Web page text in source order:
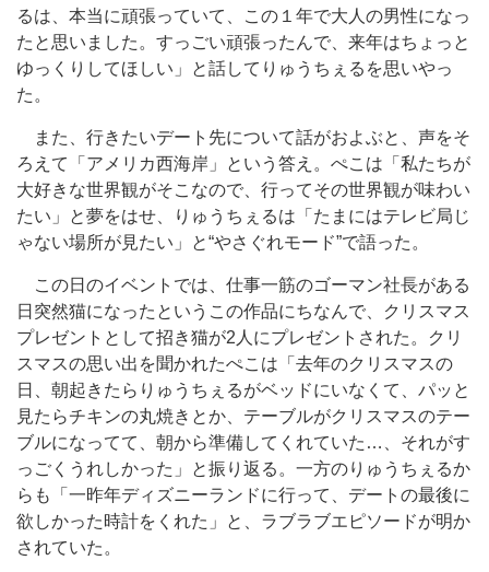
るは、本当に頑張っていて、この１年で大人の男性になっ
たと思いました。すっごい頑張ったんで、来年はちょっと
ゆっくりしてほしい」と話してりゅうちぇるを思いやっ
た。
また、行きたいデート先について話がおよぶと、声をそ
ろえて「アメリカ西海岸」という答え。ぺこは「私たちが
大好きな世界観がそこなので、行ってその世界観が味わい
たい」と夢をはせ、りゅうちぇるは「たまにはテレビ局じ
ゃない場所が見たい」と“やさぐれモード”で語った。
この日のイベントでは、仕事一筋のゴーマン社長がある
日突然猫になったというこの作品にちなんで、クリスマス
プレゼントとして招き猫が2人にプレゼントされた。クリ
スマスの思い出を聞かれたぺこは「去年のクリスマスの
日、朝起きたらりゅうちぇるがベッドにいなくて、パッと
見たらチキンの丸焼きとか、テーブルがクリスマスのテー
ブルになってて、朝から準備してくれていた…、それがす
っごくうれしかった」と振り返る。一方のりゅうちぇるか
らも「一昨年ディズニーランドに行って、デートの最後に
欲しかった時計をくれた」と、ラブラブエピソードが明か
されていた。